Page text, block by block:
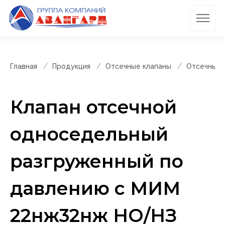
Главная Продукция Отсечные клапаны Отсечные
Клапан отсечной
односедельный
разгруженный по
давлению с МИМ
22нж32нж НО/НЗ